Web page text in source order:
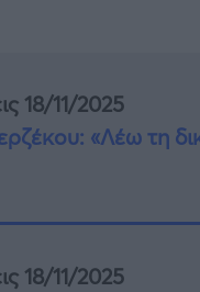
18/11/2025
«Λέω τη
18/11/2025